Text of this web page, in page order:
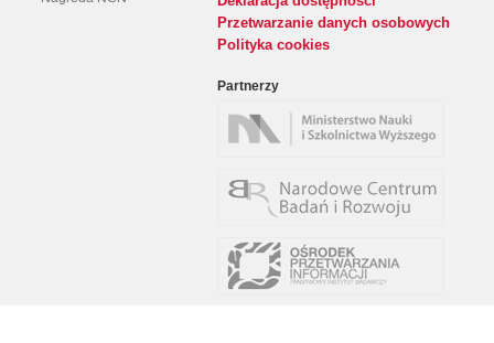
Przetwarzanie danych osobowych
Polityka cookies
Partnerzy